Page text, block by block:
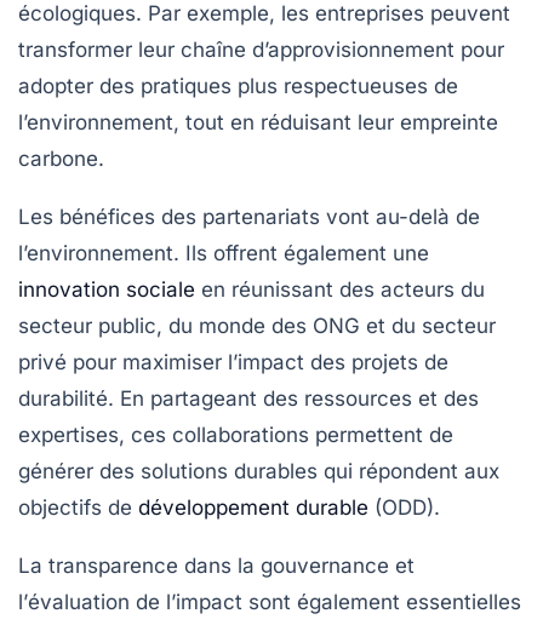
écologiques. Par exemple, les entreprises peuvent
transformer leur chaîne d’approvisionnement pour
adopter des pratiques plus respectueuses de
l’environnement, tout en réduisant leur empreinte
carbone.
Les bénéfices des partenariats vont au-delà de
l’environnement. Ils offrent également une
innovation sociale en réunissant des acteurs du
secteur public, du monde des ONG et du secteur
privé pour maximiser l’impact des projets de
durabilité. En partageant des ressources et des
expertises, ces collaborations permettent de
générer des solutions durables qui répondent aux
objectifs de développement durable (ODD).
La transparence dans la gouvernance et
l’évaluation de l’impact sont également essentielles